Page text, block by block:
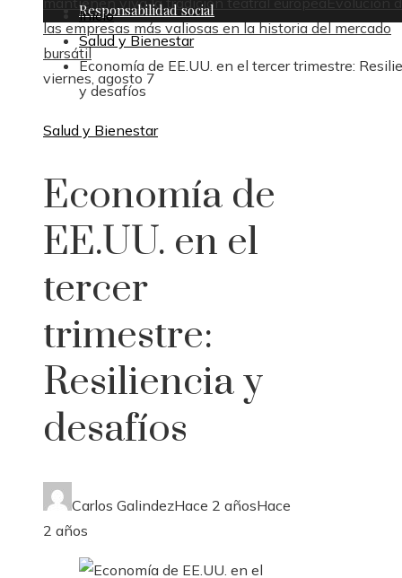
las empresas más valiosas en la historia del mercado
bursátil
viernes, agosto 7
Responsabilidad social
Inicio
Salud y Bienestar
Economía de EE.UU. en el tercer trimestre:
y desafíos
Salud y Bienestar
Economía de
EE.UU. en el
tercer
trimestre:
Resiliencia y
desafíos
Carlos GalindezHace 2 añosHace
2 años